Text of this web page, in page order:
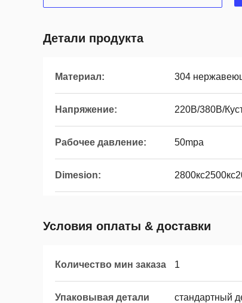
Детали продукта
Материал: 304
Напряжение: 220В/380В/
Рабочее давление: 50mpa
Dimesion:
Условия оплаты & доставки
Количество мин заказа 1
Упаковывая детали стандартный